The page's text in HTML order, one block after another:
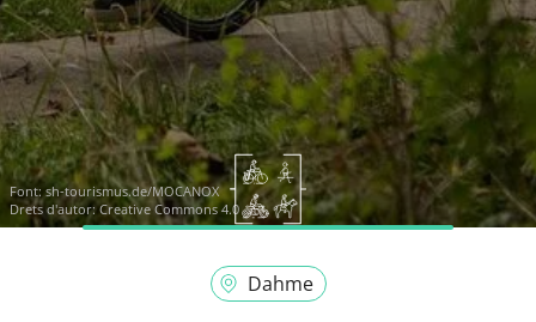
Font: sh-tourismus.de/MOCANOX
Drets d'autor: Creative Commons 4.0
Dahme